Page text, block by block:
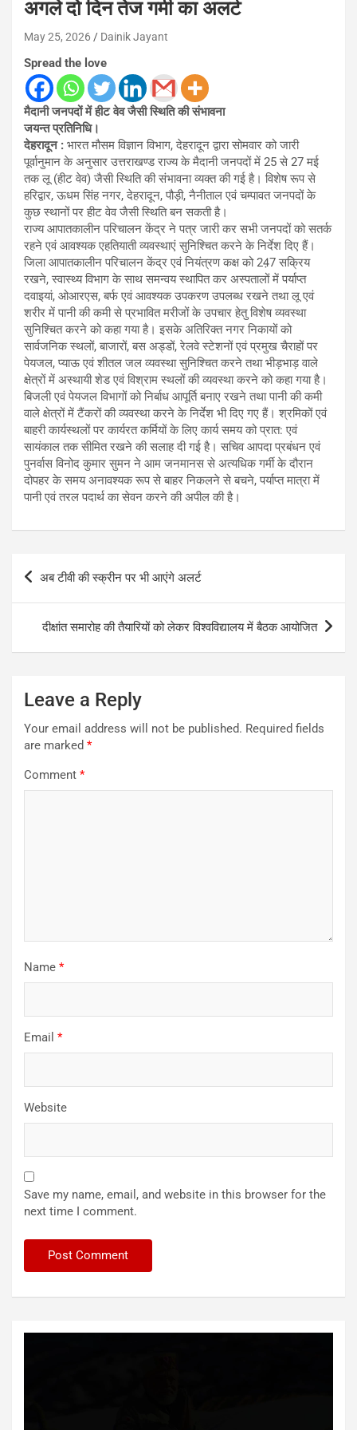
अगले दो दिन तेज गर्मी का अलर्ट
May 25, 2026 Dainik Jayant
Spread the love
मैदानी जनपदों में हीट वेव जैसी स्थिति की संभावना
जयन्त प्रतिनिधि।
देहरादून : भारत मौसम विज्ञान विभाग, देहरादून द्वारा सोमवार को जारी
पूर्वानुमान के अनुसार उत्तराखण्ड राज्य के मैदानी जनपदों में 25 से 27 मई
तक लू (हीट वेव) जैसी स्थिति की संभावना व्यक्त की गई है। विशेष रूप से
हरिद्वार, ऊधम सिंह नगर, देहरादून, पौड़ी, नैनीताल एवं चम्पावत जनपदों के
कुछ स्थानों पर हीट वेव जैसी स्थिति बन सकती है।
राज्य आपातकालीन परिचालन केंद्र ने पत्र जारी कर सभी जनपदों को सतर्क
रहने एवं आवश्यक एहतियाती व्यवस्थाएं सुनिश्चित करने के निर्देश दिए हैं।
जिला आपातकालीन परिचालन केंद्र एवं नियंत्रण कक्ष को 24़7 सक्रिय
रखने, स्वास्थ्य विभाग के साथ समन्वय स्थापित कर अस्पतालों में पर्याप्त
दवाइयां, ओआरएस, बर्फ एवं आवश्यक उपकरण उपलब्ध रखने तथा लू एवं
शरीर में पानी की कमी से प्रभावित मरीजों के उपचार हेतु विशेष व्यवस्था
सुनिश्चित करने को कहा गया है। इसके अतिरिक्त नगर निकायों को
सार्वजनिक स्थलों, बाजारों, बस अड्डों, रेलवे स्टेशनों एवं प्रमुख चैराहों पर
पेयजल, प्याऊ एवं शीतल जल व्यवस्था सुनिश्चित करने तथा भीड़भाड़ वाले
क्षेत्रों में अस्थायी शेड एवं विश्राम स्थलों की व्यवस्था करने को कहा गया है।
बिजली एवं पेयजल विभागों को निर्बाध आपूर्ति बनाए रखने तथा पानी की कमी
वाले क्षेत्रों में टैंकरों की व्यवस्था करने के निर्देश भी दिए गए हैं। श्रमिकों एवं
बाहरी कार्यस्थलों पर कार्यरत कर्मियों के लिए कार्य समय को प्रात: एवं
सायंकाल तक सीमित रखने की सलाह दी गई है। सचिव आपदा प्रबंधन एवं
पुनर्वास विनोद कुमार सुमन ने आम जनमानस से अत्यधिक गर्मी के दौरान
दोपहर के समय अनावश्यक रूप से बाहर निकलने से बचने, पर्याप्त मात्रा में
पानी एवं तरल पदार्थ का सेवन करने की अपील की है।
Post
अब टीवी की स्क्रीन पर भी आएंगे अलर्ट
दीक्षांत समारोह की तैयारियों को लेकर विश्वविद्यालय में बैठक आयोजित
Leave a Reply
Your email address will not be published. Required fields
are marked *
Comment *
Name *
Email *
Website
Save my name, email, and website in this browser for the
next time I comment.